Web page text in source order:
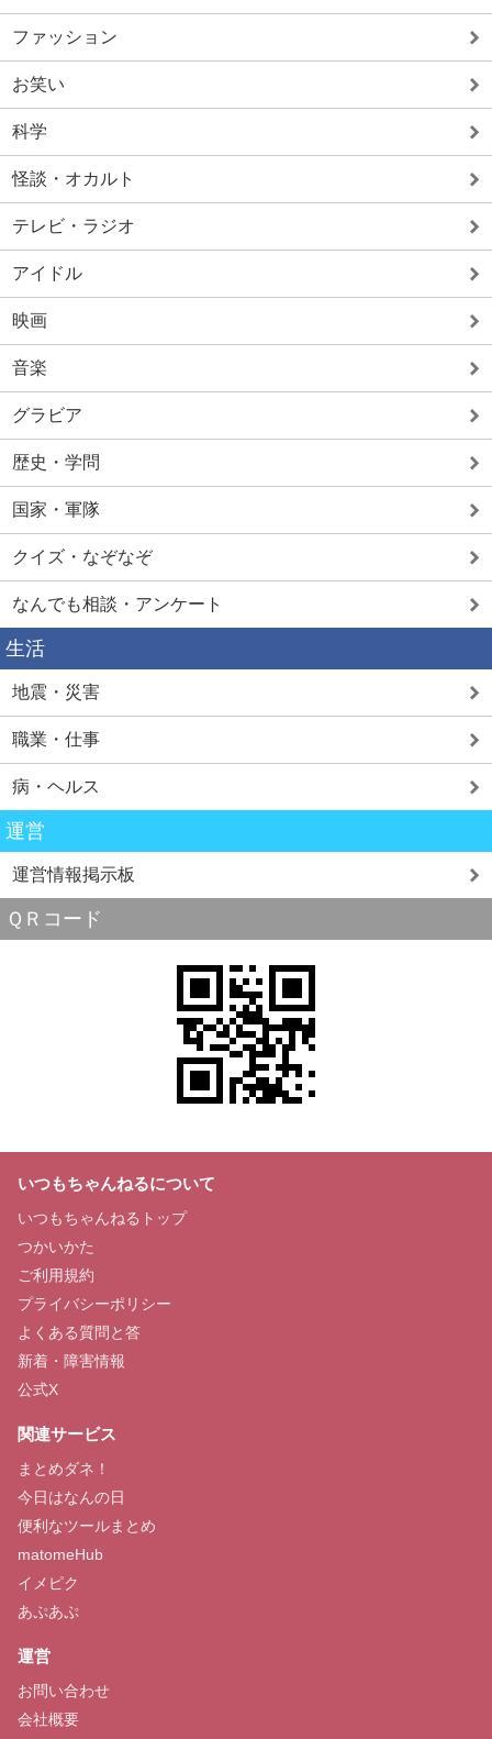
ファッション
お笑い
科学
怪談・オカルト
テレビ・ラジオ
アイドル
映画
音楽
グラビア
歴史・学問
国家・軍隊
クイズ・なぞなぞ
なんでも相談・アンケート
生活
地震・災害
職業・仕事
病・ヘルス
運営
運営情報掲示板
ＱＲコード
いつもちゃんねるについて
いつもちゃんねるトップ
つかいかた
ご利用規約
プライバシーポリシー
よくある質問と答
新着・障害情報
公式X
関連サービス
まとめダネ！
今日はなんの日
便利なツールまとめ
matomeHub
イメピク
あぷあぷ
運営
お問い合わせ
会社概要